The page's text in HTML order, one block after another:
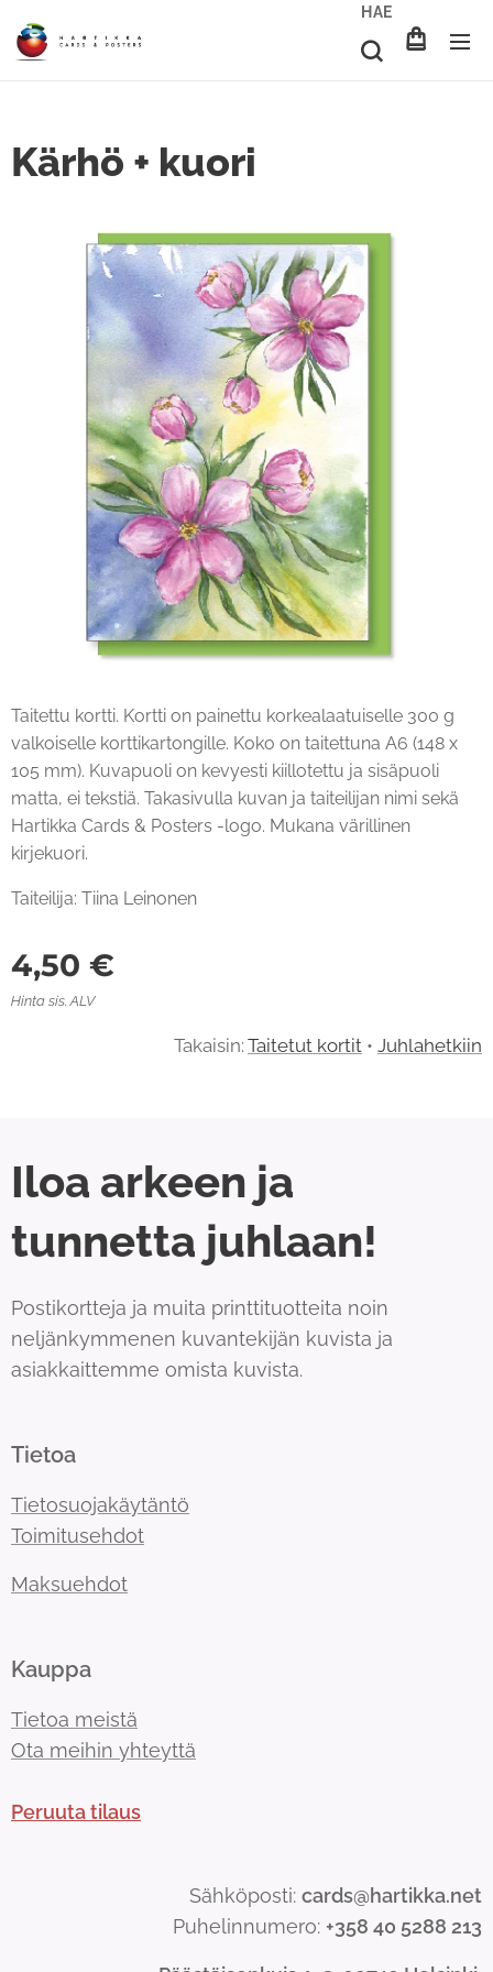
HAE
Kärhö + kuori
Taitettu kortti. Kortti on painettu korkealaatuiselle 300 g
valkoiselle korttikartongille. Koko on taitettuna A6 (148 x
105 mm). Kuvapuoli on kevyesti kiillotettu ja sisäpuoli
matta, ei tekstiä. Takasivulla kuvan ja taiteilijan nimi sekä
Hartikka Cards & Posters -logo. Mukana värillinen
kirjekuori.
Taiteilija: Tiina Leinonen
4,50 €
Hinta sis. ALV
Takaisin: Taitetut kortit • Juhlahetkiin
Iloa arkeen ja
tunnetta juhlaan!
Postikortteja ja muita printtituotteita noin
neljänkymmenen kuvantekijän kuvista ja
asiakkaittemme omista kuvista.
Tietoa
Tietosuojakäytäntö
Toimitusehdot
Maksuehdot
Kauppa
Tietoa meistä
Ota meihin yhteyttä
Peruuta tilaus
Sähköposti: cards@hartikka.net
Puhelinnumero: +358 40 5288 213